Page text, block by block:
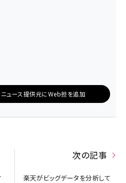
ュース提供元にWeb担を追加
次の記事
楽天がビッグデータを分析して